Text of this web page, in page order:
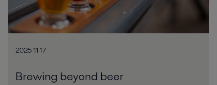
2025-11-17
Brewing beyond beer